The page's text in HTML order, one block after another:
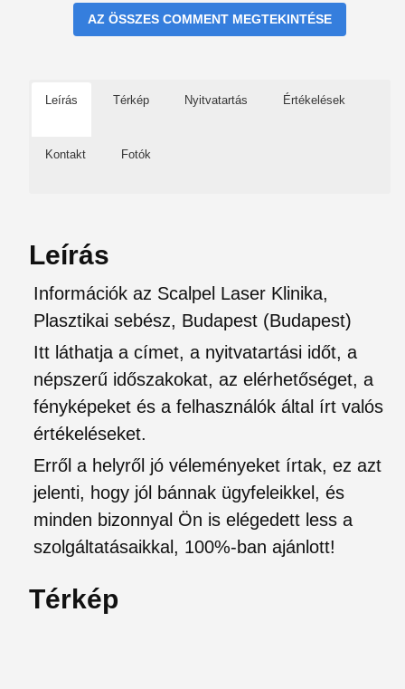
AZ ÖSSZES COMMENT MEGTEKINTÉSE
Leírás Térkép Nyitvatartás Értékelések
Kontakt Fotók
Leírás
Információk az Scalpel Laser Klinika,
Plasztikai sebész, Budapest (Budapest)
Itt láthatja a címet, a nyitvatartási időt, a
népszerű időszakokat, az elérhetőséget, a
fényképeket és a felhasználók által írt valós
értékeléseket.
Erről a helyről jó véleményeket írtak, ez azt
jelenti, hogy jól bánnak ügyfeleikkel, és
minden bizonnyal Ön is elégedett less a
szolgáltatásaikkal, 100%-ban ajánlott!
Térkép